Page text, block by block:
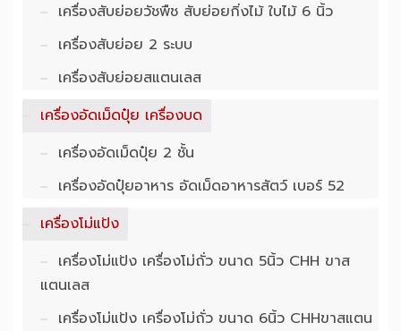
เครื่องสับย่อยวัชพืช สับย่อยกิ่งไม้ ใบไม้ 6 นิ้ว
เครื่องสับย่อย 2 ระบบ
เครื่องสับย่อยสแตนเลส
เครื่องอัดเม็ดปุ๋ย เครื่องบด
เครื่องอัดเม็ดปุ๋ย 2 ชั้น
เครื่องอัดปุ๋ยอาหาร อัดเม็ดอาหารสัตว์ เบอร์ 52
เครื่องโม่แป้ง
เครื่องโม่แป้ง เครื่องโม่ถั่ว ขนาด 5นิ้ว CHH ขาส
แตนเลส
เครื่องโม่แป้ง เครื่องโม่ถั่ว ขนาด 6นิ้ว CHHขาสแตน